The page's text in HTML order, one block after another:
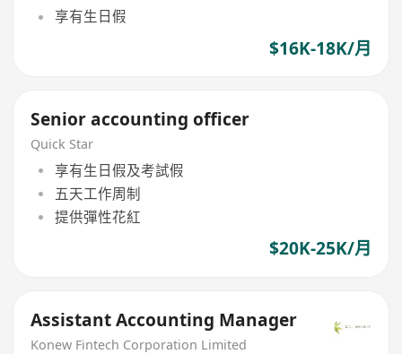
享有生日假
$16K-18K/月
Senior accounting officer
Quick Star
享有生日假及考試假
五天工作周制
提供彈性花紅
$20K-25K/月
Assistant Accounting Manager
Konew Fintech Corporation Limited